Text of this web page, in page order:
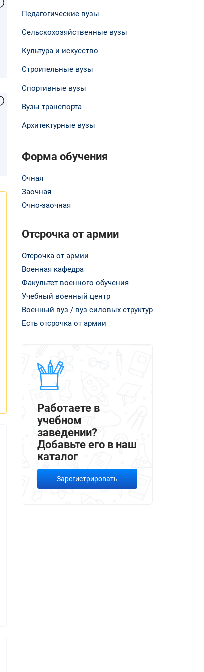
Педагогические вузы
Сельскохозяйственные вузы
Культура и искусство
Строительные вузы
Спортивные вузы
Вузы транспорта
Архитектурные вузы
Форма обучения
Очная
Заочная
Очно-заочная
Отсрочка от армии
Отсрочка от армии
Военная кафедра
Факультет военного обучения
Учебный военный центр
Военный вуз / вуз силовых структур
Есть отсрочка от армии
Работаете в
учебном
заведении?
Добавьте его в наш
каталог
Зарегистрировать